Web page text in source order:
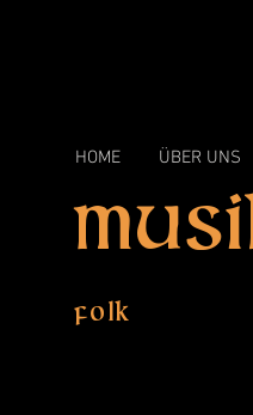
HOME ÜBER UNS
Folk